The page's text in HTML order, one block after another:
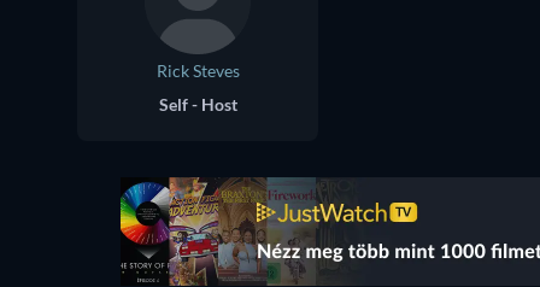
Rick Steves
Self - Host